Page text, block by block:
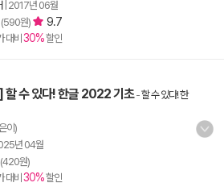
2017년 06월
(590원) 9.7
대비 30%할인
할 수 있다! 한글 2022 기초-할 수 있다! 한
이)
년 04월
원)
대비 30%할인